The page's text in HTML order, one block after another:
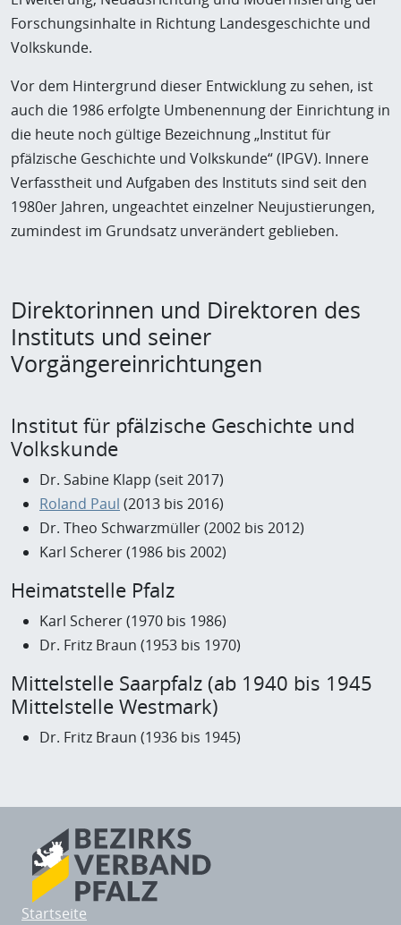
Forschungsinhalte in Richtung Landesgeschichte und
Volkskunde.
Vor dem Hintergrund dieser Entwicklung zu sehen, ist
auch die 1986 erfolgte Umbenennung der Einrichtung in
die heute noch gültige Bezeichnung „Institut für
pfälzische Geschichte und Volkskunde“ (IPGV). Innere
Verfasstheit und Aufgaben des Instituts sind seit den
1980er Jahren, ungeachtet einzelner Neujustierungen,
zumindest im Grundsatz unverändert geblieben.
Direktorinnen und Direktoren des
Instituts und seiner
Vorgängereinrichtungen
Institut für pfälzische Geschichte und
Volkskunde
Dr. Sabine Klapp (seit 2017)
Roland Paul (2013 bis 2016)
Dr. Theo Schwarzmüller (2002 bis 2012)
Karl Scherer (1986 bis 2002)
Heimatstelle Pfalz
Karl Scherer (1970 bis 1986)
Dr. Fritz Braun (1953 bis 1970)
Mittelstelle Saarpfalz (ab 1940 bis 1945
Mittelstelle Westmark)
Dr. Fritz Braun (1936 bis 1945)
Startseite